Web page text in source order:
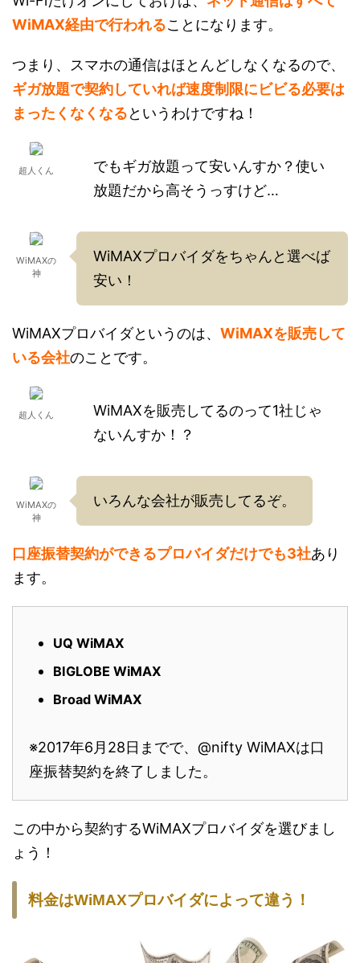
WiMAX経由で行われることになります。
つまり、スマホの通信はほとんどしなくなるので、
ギガ放題で契約していれば速度制限にビビる必要は
まったくなくなるというわけですね！
超人くん
でもギガ放題って安いんすか？使い
放題だから高そうっすけど…
WiMAXの
神
WiMAXプロバイダをちゃんと選べば
安い！
WiMAXプロバイダというのは、 WiMAXを販売して
いる会社のことです。
超人くん
WiMAXを販売してるのって1社じゃ
ないんすか！？
WiMAXの
神
いろんな会社が販売してるぞ。
口座振替契約ができるプロバイダだけでも3社あり
ます。
UQ WiMAX
BIGLOBE WiMAX
Broad WiMAX
※2017年6月28日までで、@nifty WiMAXは口
座振替契約を終了しました。
この中から契約するWiMAXプロバイダを選びまし
ょう！
料金はWiMAXプロバイダによって違う！